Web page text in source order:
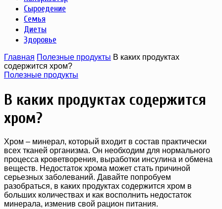
Сыроедение
Семья
Диеты
Здоровье
Главная Полезные продукты В каких продуктах
содержится хром?
Полезные продукты
В каких продуктах содержится
хром?
Хром – минерал, который входит в состав практически
всех тканей организма. Он необходим для нормального
процесса кроветворения, выработки инсулина и обмена
веществ. Недостаток хрома может стать причиной
серьезных заболеваний. Давайте попробуем
разобраться, в каких продуктах содержится хром в
больших количествах и как восполнить недостаток
минерала, изменив свой рацион питания.